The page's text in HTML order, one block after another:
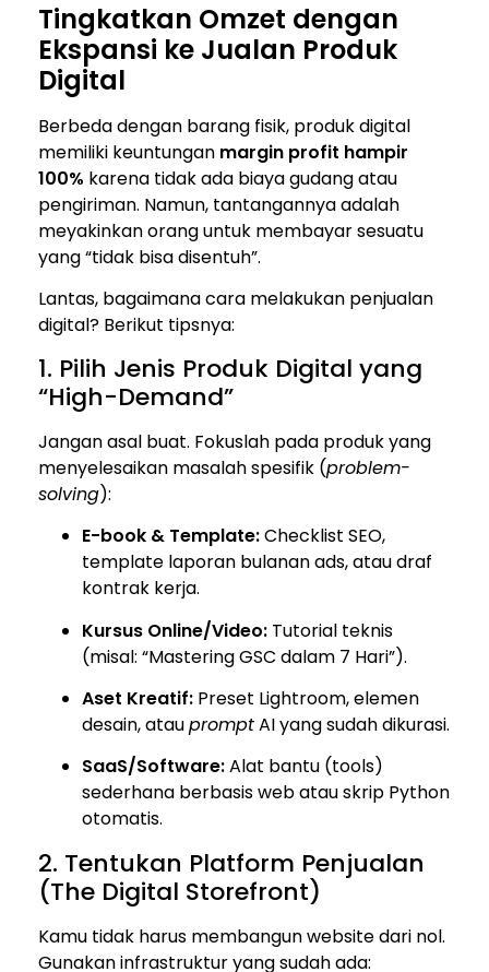
Tingkatkan Omzet dengan
Ekspansi ke Jualan Produk
Digital
Berbeda dengan barang fisik, produk digital
memiliki keuntungan margin profit hampir
100% karena tidak ada biaya gudang atau
pengiriman. Namun, tantangannya adalah
meyakinkan orang untuk membayar sesuatu
yang “tidak bisa disentuh”.
Lantas, bagaimana cara melakukan penjualan
digital? Berikut tipsnya:
1. Pilih Jenis Produk Digital yang
“High-Demand”
Jangan asal buat. Fokuslah pada produk yang
menyelesaikan masalah spesifik (problem-
solving):
E-book & Template:Checklist SEO,
template laporan bulanan ads, atau draf
kontrak kerja.
Kursus Online/Video: Tutorial teknis
(misal: “Mastering GSC dalam 7 Hari”).
Aset Kreatif: Preset Lightroom, elemen
desain, ataupromptAI yang sudah dikurasi.
SaaS/Software:Alat bantu (tools)
sederhana berbasis web atau skrip Python
otomatis.
2. Tentukan Platform Penjualan
(The Digital Storefront)
Kamu tidak harus membangun website dari nol.
Gunakan infrastruktur yang sudah ada: